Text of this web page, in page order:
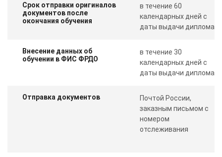
Срок отправки оригиналов
документов после
окончания обучения
в течение 60
календарных дней с
даты выдачи диплома
Внесение данных об
обучении в ФИС ФРДО
в течение 30
календарных дней с
даты выдачи диплома
Отправка документов
Почтой России,
заказным письмом с
номером
отслеживания